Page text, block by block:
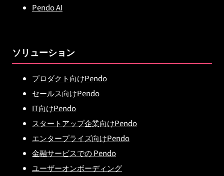
Pendo AI
ソリューション
プロダクト向けPendo
セールス向けPendo
IT向けPendo
スタートアップ企業向けPendo
エンタープライズ向けPendo
金融サービスでの Pendo
ユーザーオンボーディング